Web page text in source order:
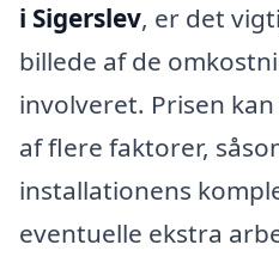
i Sigerslev, er det
billede af de
involveret. Prisen
af flere faktorer,
installationens
eventuelle ekstra